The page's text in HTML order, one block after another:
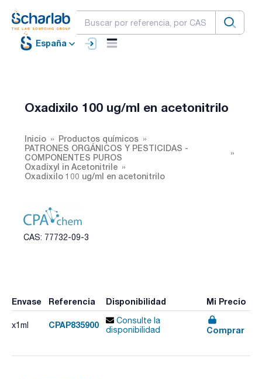
España
Oxadixilo 100 ug/ml en acetonitrilo
Inicio
Productos químicos
PATRONES ORGÁNICOS Y PESTICIDAS -
COMPONENTES PUROS
Oxadixyl in Acetonitrile
Oxadixilo 100 ug/ml en acetonitrilo
CAS: 77732-09-3
Envase Referencia Disponibilidad Mi Precio
x1ml CPAP835900
Consulte la
disponibilidad
Comprar